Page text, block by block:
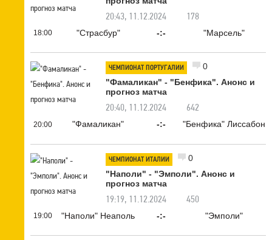
20:43, 11.12.2024 178
18:00 "Страсбур" -:- "Марсель"
ЧЕМПИОНАТ ПОРТУГАЛИИ
0
"Фамаликан" - "Бенфика". Анонс и
прогноз матча
20:40, 11.12.2024 642
20:00 "Фамаликан" -:- "Бенфика" Лиссабон
ЧЕМПИОНАТ ИТАЛИИ
0
"Наполи" - "Эмполи". Анонс и
прогноз матча
19:19, 11.12.2024 450
19:00 "Наполи" Неаполь -:- "Эмполи"